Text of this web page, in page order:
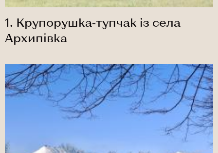
1. Крупорушка‑тупчак із села
Архипівка